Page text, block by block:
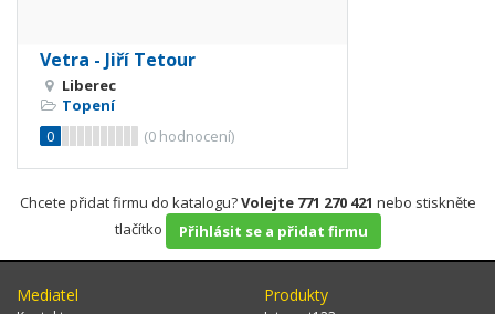
Vetra - Jiří Tetour
Liberec
Topení
0
(0 hodnocení)
Chcete přidat firmu do katalogu?Volejte 771 270 421 nebo stiskněte
tlačítko
Přihlásit se a přidat firmu
Mediatel Produkty